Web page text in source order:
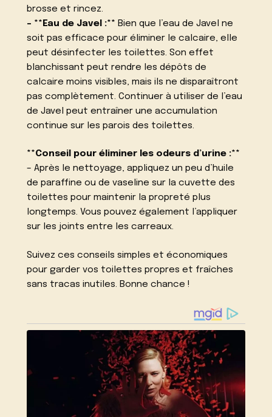
brosse et rincez.
– **Eau de Javel :** Bien que l’eau de Javel ne
soit pas efficace pour éliminer le calcaire, elle
peut désinfecter les toilettes. Son effet
blanchissant peut rendre les dépôts de
calcaire moins visibles, mais ils ne disparaîtront
pas complètement. Continuer à utiliser de l’eau
de Javel peut entraîner une accumulation
continue sur les parois des toilettes.
**Conseil pour éliminer les odeurs d’urine :**
– Après le nettoyage, appliquez un peu d’huile
de paraffine ou de vaseline sur la cuvette des
toilettes pour maintenir la propreté plus
longtemps. Vous pouvez également l’appliquer
sur les joints entre les carreaux.
Suivez ces conseils simples et économiques
pour garder vos toilettes propres et fraîches
sans tracas inutiles. Bonne chance !